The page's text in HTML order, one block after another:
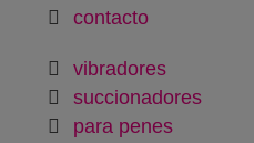
contacto
vibradores
succionadores
para penes